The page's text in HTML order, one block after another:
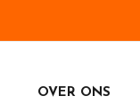
OVER ONS